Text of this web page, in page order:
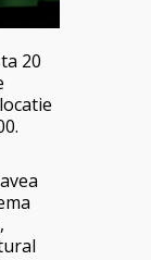
20